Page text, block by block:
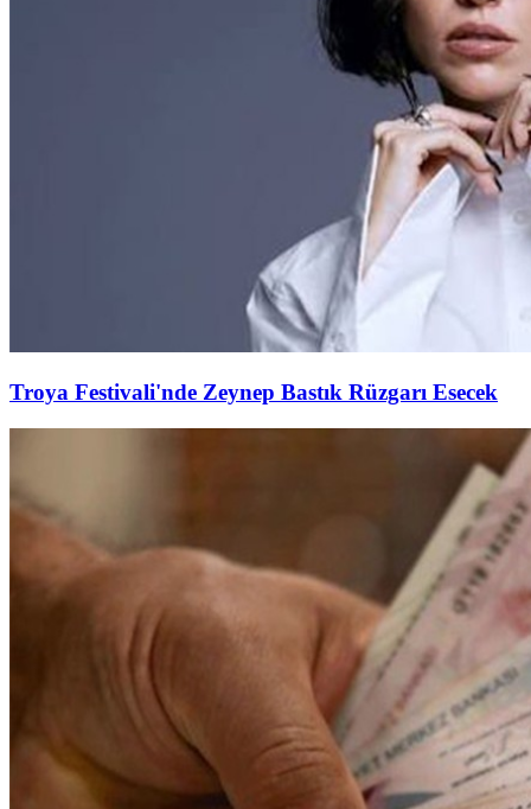
Troya Festivali'nde Zeynep Bastık Rüzgarı Esecek